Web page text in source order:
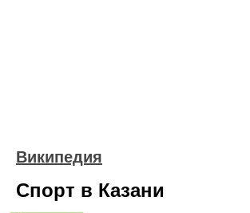
Википедия
Спорт в Казани